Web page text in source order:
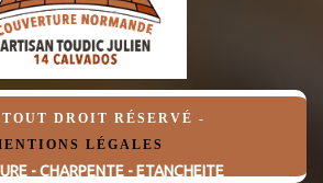
DROIT RÉSERVÉ -
LÉGALES
- CHARPENTE - ETANCHEITE